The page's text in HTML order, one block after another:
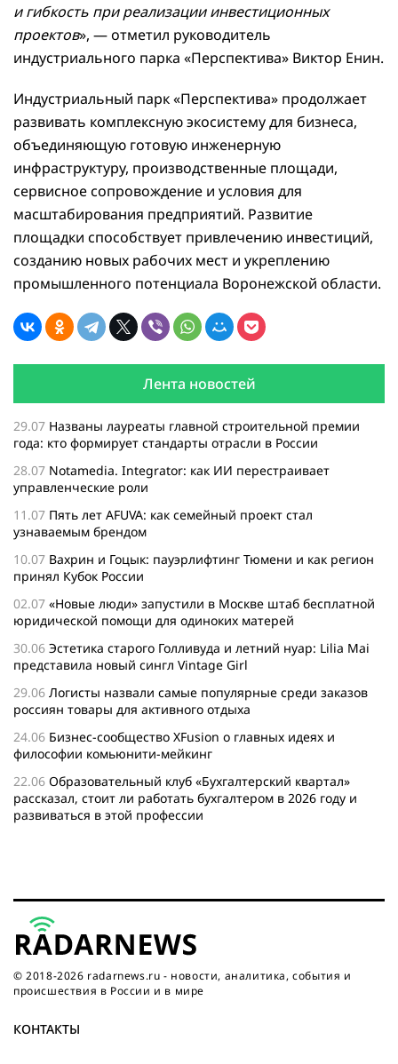
и гибкость при реализации инвестиционных
проектов», — отметил руководитель
индустриального парка «Перспектива» Виктор Енин.
Индустриальный парк «Перспектива» продолжает
развивать комплексную экосистему для бизнеса,
объединяющую готовую инженерную
инфраструктуру, производственные площади,
сервисное сопровождение и условия для
масштабирования предприятий. Развитие
площадки способствует привлечению инвестиций,
созданию новых рабочих мест и укреплению
промышленного потенциала Воронежской области.
Лента новостей
29.07 Названы лауреаты главной строительной премии
года: кто формирует стандарты отрасли в России
28.07 Notamedia. Integrator: как ИИ перестраивает
управленческие роли
11.07 Пять лет AFUVA: как семейный проект стал
узнаваемым брендом
10.07 Вахрин и Гоцык: пауэрлифтинг Тюмени и как регион
принял Кубок России
02.07 «Новые люди» запустили в Москве штаб бесплатной
юридической помощи для одиноких матерей
30.06 Эстетика старого Голливуда и летний нуар: Lilia Mai
представила новый сингл Vintage Girl
29.06 Логисты назвали самые популярные среди заказов
россиян товары для активного отдыха
24.06 Бизнес-сообщество XFusion о главных идеях и
философии комьюнити-мейкинг
22.06 Образовательный клуб «Бухгалтерский квартал»
рассказал, стоит ли работать бухгалтером в 2026 году и
развиваться в этой профессии
бизнесу нужен ребрендинг для роста компании
26.05Инновационное десятилетие России: бизнес, власть
и общество формируют будущее
© 2018-2026 radarnews.ru - новости, аналитика, события и
происшествия в России и в мире
КОНТАКТЫ